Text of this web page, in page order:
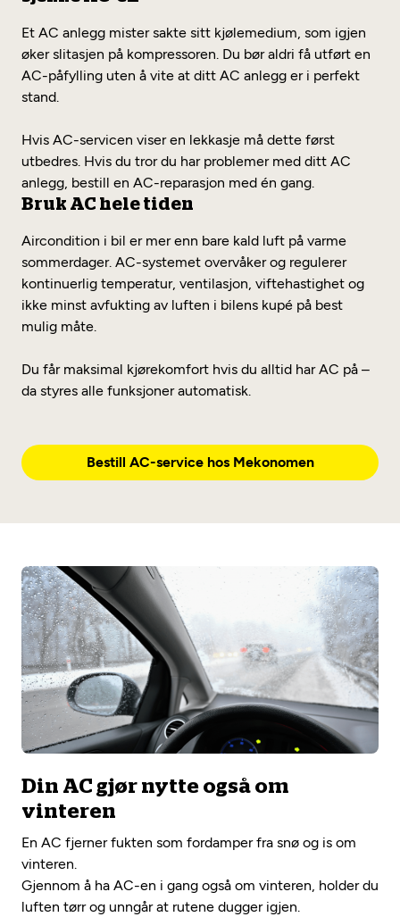
Et AC anlegg mister sakte sitt kjølemedium, som igjen
øker slitasjen på kompressoren. Du bør aldri få utført en
AC-påfylling uten å vite at ditt AC anlegg er i perfekt
stand.
Hvis AC-servicen viser en lekkasje må dette først
utbedres. Hvis du tror du har problemer med ditt AC
anlegg, bestill en AC-reparasjon med én gang.
Bruk AC hele tiden
Aircondition i bil er mer enn bare kald luft på varme
sommerdager. AC-systemet overvåker og regulerer
kontinuerlig temperatur, ventilasjon, viftehastighet og
ikke minst avfukting av luften i bilens kupé på best
mulig måte.
Du får maksimal kjørekomfort hvis du alltid har AC på –
da styres alle funksjoner automatisk.
Bestill AC-service hos Mekonomen
Din AC gjør nytte også om
vinteren
En AC fjerner fukten som fordamper fra snø og is om
vinteren.
Gjennom å ha AC-en i gang også om vinteren, holder du
luften tørr og unngår at rutene dugger igjen.